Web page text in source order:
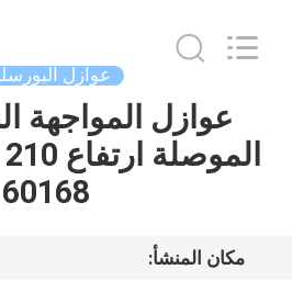
مسكن
معلومات
Electric
Co.,Ltd..
عوازل
عوازل المواجهة
60168
مكان المنشأ: